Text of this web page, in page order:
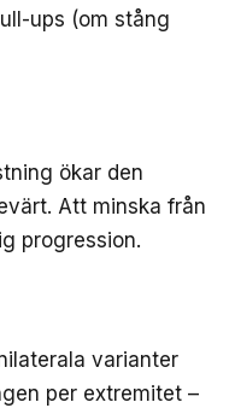
ups (om stång
ökar den
Att minska från
progression.
varianter
per extremitet –